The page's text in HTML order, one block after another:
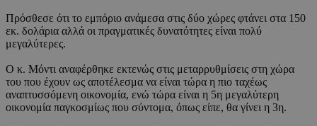
Πρόσθεσε ότι το εμπόριο ανάμεσα στις δύο χώρες φτάνει στα 150
εκ. δολάρια αλλά οι πραγματικές δυνατότητες είναι πολύ
μεγαλύτερες.
Ο κ. Μόντι αναφέρθηκε εκτενώς στις μεταρρυθμίσεις στη χώρα
του που έχουν ως αποτέλεσμα να είναι τώρα η πιο ταχέως
αναπτυσσόμενη οικονομία, ενώ τώρα είναι η 5η μεγαλύτερη
οικονομία παγκοσμίως που σύντομα, όπως είπε, θα γίνει η 3η.